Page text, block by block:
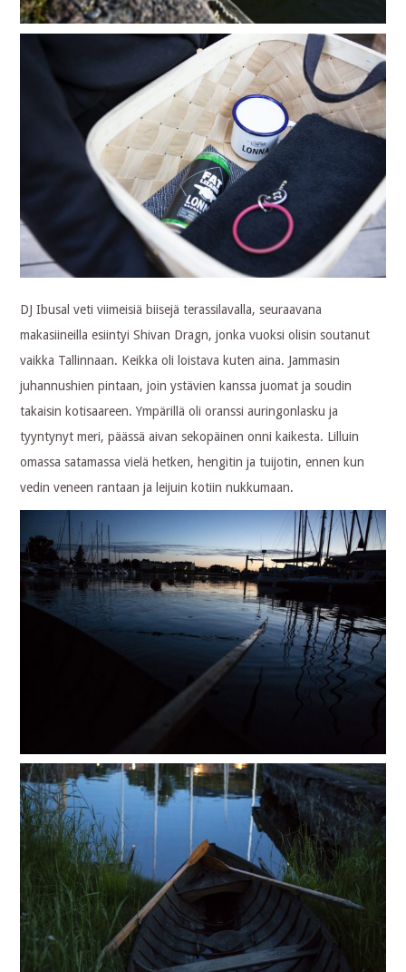
DJ Ibusal veti viimeisiä biisejä terassilavalla, seuraavana
makasiineilla esiintyi Shivan Dragn, jonka vuoksi olisin soutanut
vaikka Tallinnaan. Keikka oli loistava kuten aina. Jammasin
juhannushien pintaan, join ystävien kanssa juomat ja soudin
takaisin kotisaareen. Ympärillä oli oranssi auringonlasku ja
tyyntynyt meri, päässä aivan sekopäinen onni kaikesta. Lilluin
omassa satamassa vielä hetken, hengitin ja tuijotin, ennen kun
vedin veneen rantaan ja leijuin kotiin nukkumaan.